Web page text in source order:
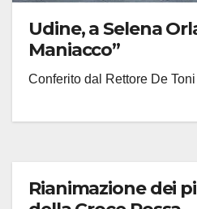
Udine, a Selena
Maniacco”
Conferito dal Rettore De Toni
Rianimazione dei